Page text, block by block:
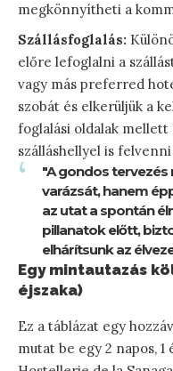
megkönnyítheti a
Szállásfoglalás:
előre lefoglalni a
vagy más preferred
szobát és elkerüljük a
foglalási oldalak
szálláshellyel is
"A gondos tervezés
varázsát, hanem
az utat a spontán
pillanatok előtt,
elhárítsunk az
Egy mintautazás
éjszaka)
Ez a táblázat egy
mutat be egy 2 napos, 1